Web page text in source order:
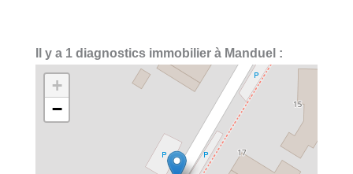
Il y a 1 diagnostics immobilier à Manduel :
+
−